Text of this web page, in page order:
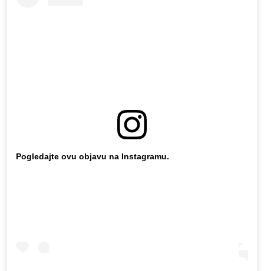
Pogledajte ovu objavu na Instagramu.